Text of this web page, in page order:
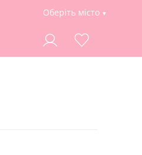
Оберіть місто